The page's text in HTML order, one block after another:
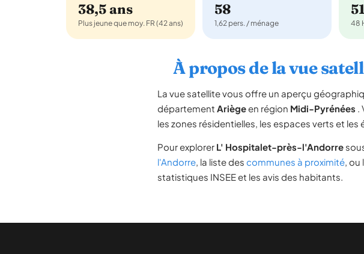
38,5 ans
Plus jeune que moy. FR (42 ans)
58
1,62 pers. / ménage 48
À propos de la vue
La vue satellite vous offre un aperçu
département Ariègeen région Midi-Pyrénées .
les zones résidentielles, les espaces verts et
Pour explorer L' Hospitalet-près-l'Andorre
l'Andorre, la liste des communes à proximité, ou
statistiques INSEE et les avis des habitants.